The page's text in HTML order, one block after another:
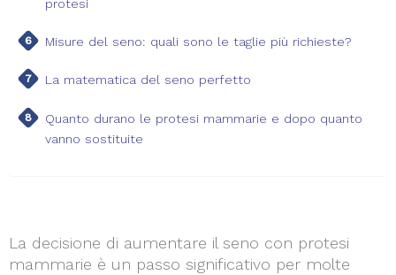
protesi
Misure del seno: quali sono le taglie più richieste?
La matematica del seno perfetto
Quanto durano le protesi mammarie e dopo quanto
vanno sostituite
La decisione di aumentare il seno con protesi
mammarie è un passo significativo per molte